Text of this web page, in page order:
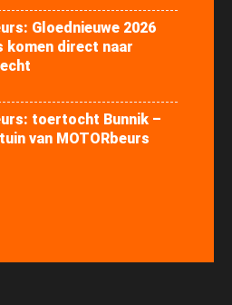
Gloednieuwe 2026
komen direct naar
toertocht Bunnik –
van MOTORbeurs